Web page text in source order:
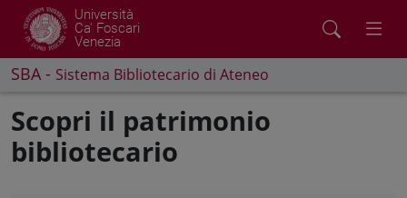
Università
Ca' Foscari
Venezia
SBA - Sistema Bibliotecario di Ateneo
Scopri il patrimonio
bibliotecario